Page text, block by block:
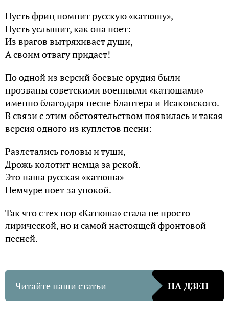
Пусть фриц помнит русскую «катюшу»,
Пусть услышит, как она поет:
Из врагов вытряхивает души,
А своим отвагу придает!
По одной из версий боевые орудия были
прозваны советскими военными «катюшами»
именно благодаря песне Блантера и Исаковского.
В связи с этим обстоятельством появилась и такая
версия одного из куплетов песни:
Разлетались головы и туши,
Дрожь колотит немца за рекой.
Это наша русская «катюша»
Немчуре поет за упокой.
Так что с тех пор «Катюша» стала не просто
лирической, но и самой настоящей фронтовой
песней.
Читайте наши статьи НА ДЗЕН